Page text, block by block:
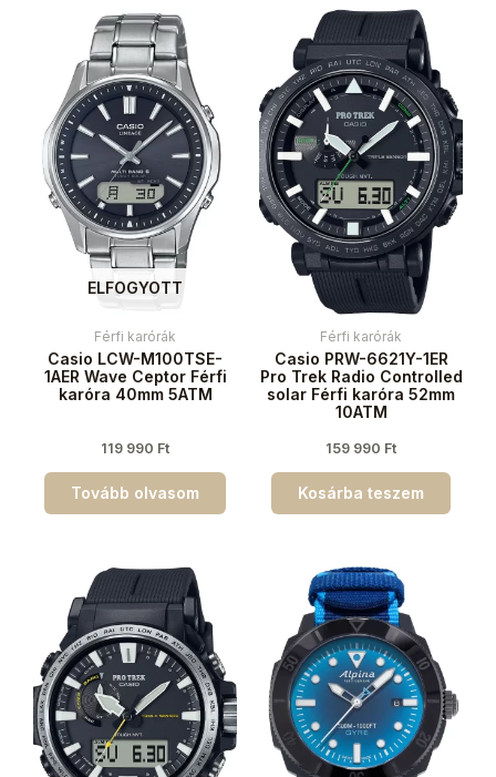
ELFOGYOTT
Férfi karórák
Casio LCW-M100TSE-
1AER Wave Ceptor Férfi
karóra 40mm 5ATM
119 990 Ft
Tovább olvasom
Férfi karórák
Casio PRW-6621Y-1ER
Pro Trek Radio Controlled
solar Férfi karóra 52mm
10ATM
159 990 Ft
Kosárba teszem